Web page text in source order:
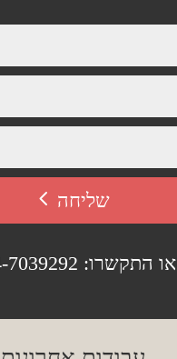
שליחה
או התקשרו: 074-7039292